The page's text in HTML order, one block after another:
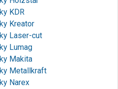
KDR
Kreator
Laser-cut
Lumag
Makita
Metallkraft
Narex